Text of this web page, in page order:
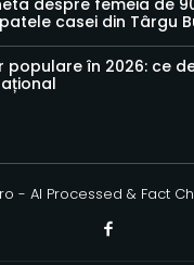
casei din Târgu
populare în 2026: ce
- AI Processed & Fact